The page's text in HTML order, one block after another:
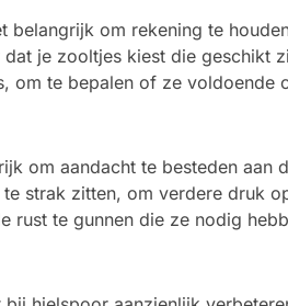
om rekening te
je zooltjes kiest die geschikt
om te bepalen of ze voldoende
om aandacht te besteden
strak zitten, om verdere druk
rust te gunnen die ze nodig